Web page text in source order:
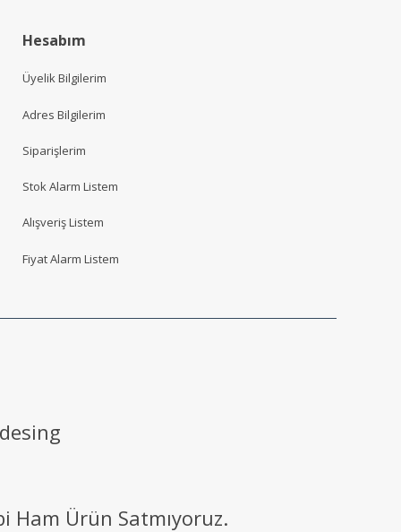
Hesabım
Üyelik Bilgilerim
Adres Bilgilerim
Siparişlerim
Stok Alarm Listem
Alışveriş Listem
Fiyat Alarm Listem
Ham Ürün Satmıyoruz.